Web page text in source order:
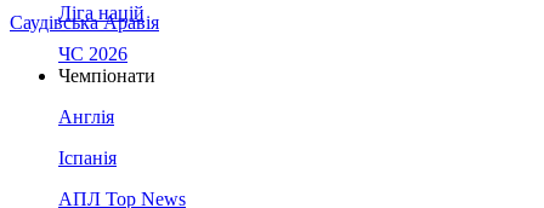
Саудівська Аравія
Ліга націй
ЧС 2026
Чемпіонати
Англія
Іспанія
АПЛ Top News